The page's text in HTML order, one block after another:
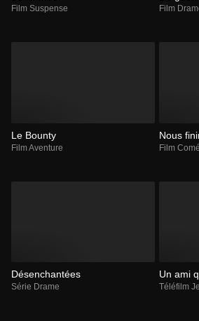
Film Suspense Film
Le Bounty
Film Aventure
Nous
Film
Désenchantées
Série Drame
Un ami
Téléfilm